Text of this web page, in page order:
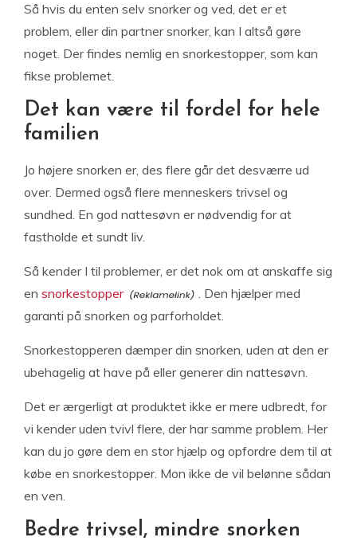
Så hvis du enten selv snorker og ved, det er et
problem, eller din partner snorker, kan I altså gøre
noget. Der findes nemlig en snorkestopper, som kan
fikse problemet.
Det kan være til fordel for hele
familien
Jo højere snorken er, des flere går det desværre ud
over. Dermed også flere menneskers trivsel og
sundhed. En god nattesøvn er nødvendig for at
fastholde et sundt liv.
Så kender I til problemer, er det nok om at anskaffe sig
en snorkestopper
. Den hjælper med
garanti på snorken og parforholdet.
Snorkestopperen dæmper din snorken, uden at den er
ubehagelig at have på eller generer din nattesøvn.
Det er ærgerligt at produktet ikke er mere udbredt, for
vi kender uden tvivl flere, der har samme problem. Her
kan du jo gøre dem en stor hjælp og opfordre dem til at
købe en snorkestopper. Mon ikke de vil belønne sådan
en ven.
Bedre trivsel, mindre snorken